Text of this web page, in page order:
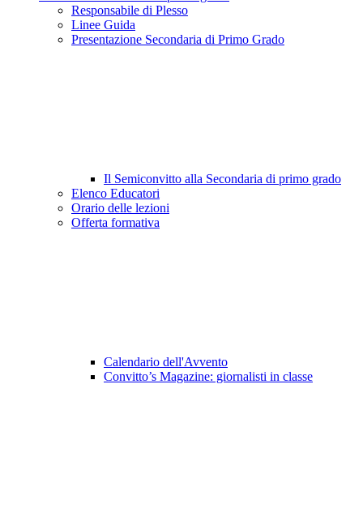
Responsabile di Plesso
Linee Guida
Presentazione Secondaria di Primo Grado
Il Semiconvitto alla Secondaria di primo grado
Elenco Educatori
Orario delle lezioni
Offerta formativa
Calendario dell'Avvento
Convitto’s Magazine: giornalisti in classe